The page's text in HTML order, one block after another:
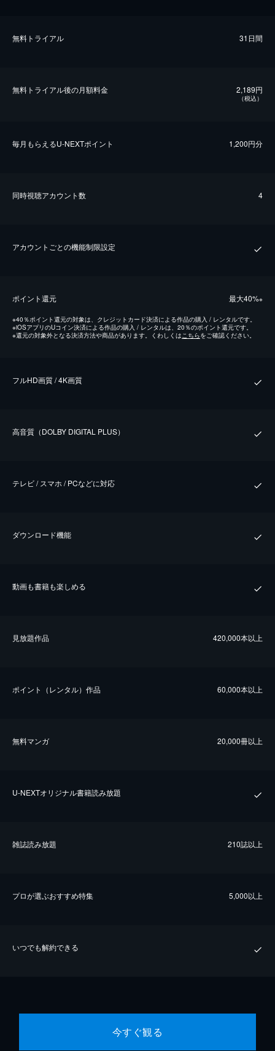
無料トライアル 31日間
無料トライアル後の⽉額料金 2,189円
（税込）
毎⽉もらえるU-NEXTポイント 1,200円分
同時視聴アカウント数 4
アカウントごとの機能制限設定
ポイント還元 最⼤40%※
※40％ポイント還元の対象は、クレジットカード決済による作品の購入 / レンタルです。
※iOSアプリのUコイン決済による作品の購入 / レンタルは、20％のポイント還元です。
※還元の対象外となる決済方法や商品があります。くわしくはこちらをご確認ください。
フルHD画質 / 4K画質
⾼⾳質（DOLBY DIGITAL PLUS）
テレビ / スマホ / PCなどに対応
ダウンロード機能
動画も書籍も楽しめる
⾒放題作品 420,000本以上
ポイント（レンタル）作品 60,000本以上
無料マンガ 20,000冊以上
U-NEXTオリジナル書籍読み放題
雑誌読み放題 210誌以上
プロが選ぶおすすめ特集 5,000以上
いつでも解約できる
今すぐ観る